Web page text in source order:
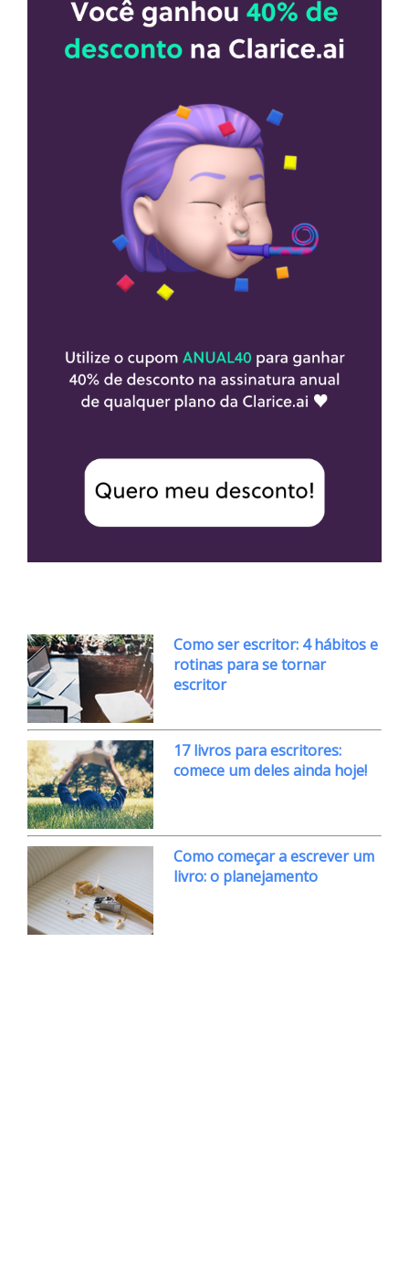
Como ser escritor: 4 hábitos e
rotinas para se tornar
escritor
17 livros para escritores:
comece um deles ainda hoje!
Como começar a escrever um
livro: o planejamento